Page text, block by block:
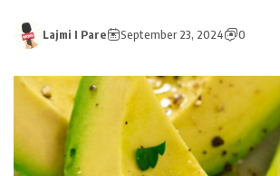
Lajmi I Pare September 23, 2024 0